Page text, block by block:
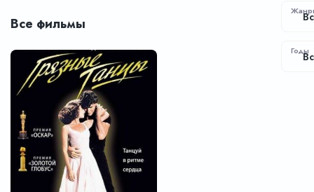
Все фильмы
Годы